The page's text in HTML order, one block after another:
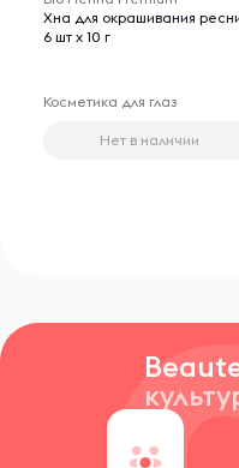
Хна для окрашивания
6 шт х 10 г
Косметика для глаз
Нет в наличии